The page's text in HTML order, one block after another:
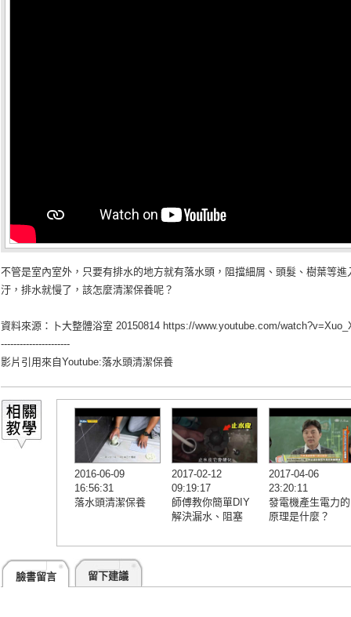
不管是室內室外，只要有排水的地方就有落水頭，阻擋細屑、頭髮、樹葉等
汙，排水就慢了，該怎麼清潔保養呢？
資料來源：卜大整體浴室 20150814 https://www.youtube.com/
----------------------
影片引用來自Youtube:落水頭清潔保養
2016-06-09
16:56:31
落水頭清潔保養
2017-02-12
09:19:17
師傅教你簡單DIY
解決漏水、阻塞
2017-04-06
23:20:11
發電機產生電力的
原理是什麼？
臉書留言 留下建議